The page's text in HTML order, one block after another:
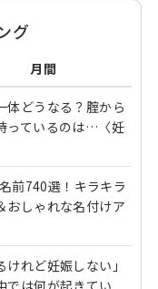
グ
月間
体どうなる？腟から
っているのは…〈妊
前740選！キラキラ
おしゃれな名付けア
けれど妊娠しない」